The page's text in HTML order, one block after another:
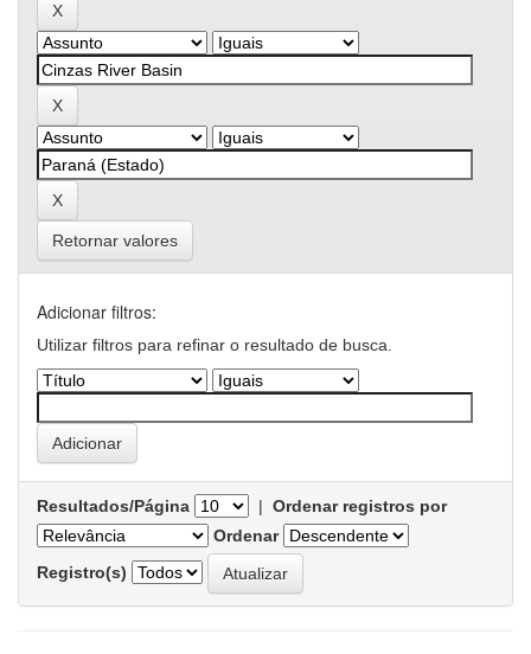
Retornar valores
Adicionar filtros:
Utilizar filtros para refinar o resultado de busca.
Resultados/Página | Ordenar registros por
Ordenar
Registro(s)